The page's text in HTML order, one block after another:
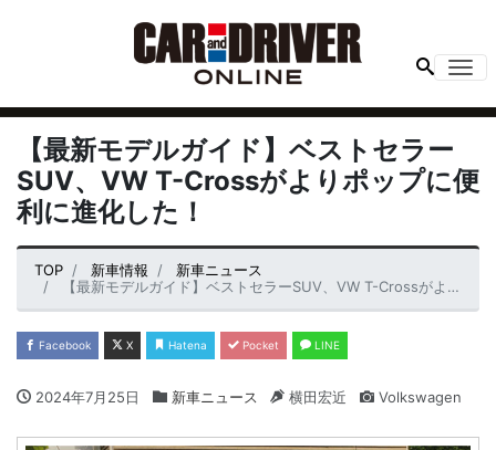
【最新モデルガイド】ベストセラー
SUV、VW T-Crossがよりポップに便
利に進化した！
TOP 新車情報
新車ニュース
【最新モデルガイド】ベストセラーSUV、VW T-Crossがよりポップに便利に進化した！
Facebook X Hatena Pocket LINE
2024年7月25日 新車ニュース 横田宏近 Volkswagen